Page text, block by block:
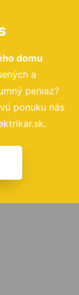
domu
a
peniaz?
ponuku nás